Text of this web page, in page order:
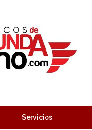
Servicios